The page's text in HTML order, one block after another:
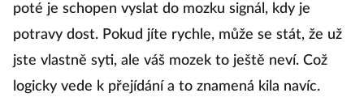
poté je schopen vyslat do mozku signál, kdy je
potravy dost. Pokud jíte rychle, může se stát, že už
jste vlastně syti, ale váš mozek to ještě neví. Což
logicky vede k přejídání a to znamená kila navíc.